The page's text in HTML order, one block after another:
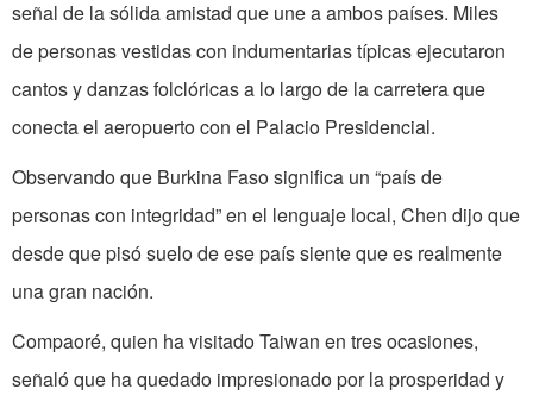
señal de la sólida amistad que une a ambos países. Miles
de personas vestidas con indumentarias típicas ejecutaron
cantos y danzas folclóricas a lo largo de la carretera que
conecta el aeropuerto con el Palacio Presidencial.
Observando que Burkina Faso significa un “país de
personas con integridad” en el lenguaje local, Chen dijo que
desde que pisó suelo de ese país siente que es realmente
una gran nación.
Compaoré, quien ha visitado Taiwan en tres ocasiones,
señaló que ha quedado impresionado por la prosperidad y